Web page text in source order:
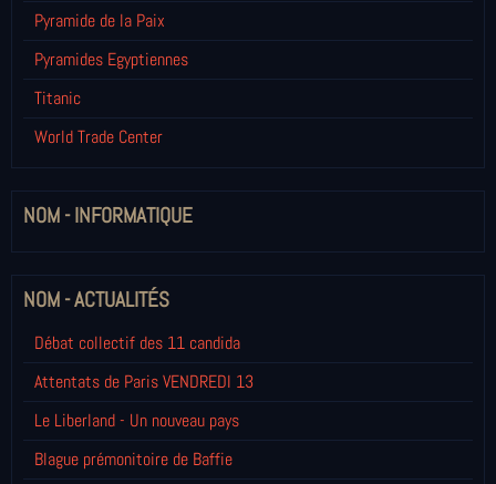
Pyramide de la Paix
Pyramides Egyptiennes
Titanic
World Trade Center
NOM - INFORMATIQUE
NOM - ACTUALITÉS
Débat collectif des 11 candida
Attentats de Paris VENDREDI 13
Le Liberland - Un nouveau pays
Blague prémonitoire de Baffie